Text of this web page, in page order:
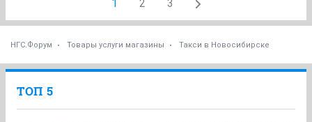
1 2 3
НГС.Форум Товары услуги магазины Такси в Новосибирске
ТОП 5